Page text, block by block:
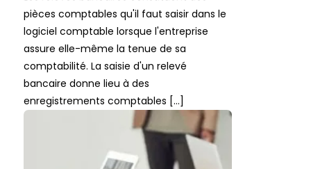
pièces comptables qu'il faut saisir dans le
logiciel comptable lorsque l'entreprise
assure elle-même la tenue de sa
comptabilité. La saisie d'un relevé
bancaire donne lieu à des
enregistrements comptables […]